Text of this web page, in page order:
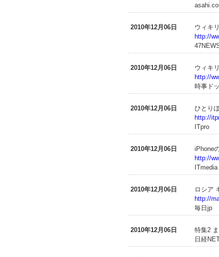
2010年12月06日
ウィキ
http://
2010年12月06日
ウィキ
http://
時事ド
2010年12月06日
ひとり
http://
ITpro
2010年12月06日
iPhone
http://
ITmedia
2010年12月06日
ロシア
http://
毎日jp
2010年12月06日
特集2
日経